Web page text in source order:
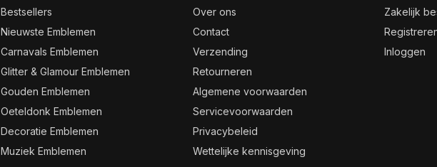
Bestsellers
Nieuwste Emblemen
Carnavals Emblemen
Glitter & Glamour Emblemen
Gouden Emblemen
Oeteldonk Emblemen
Decoratie Emblemen
Muziek Emblemen
Over ons
Contact
Verzending
Retourneren
Algemene voorwaarden
Servicevoorwaarden
Privacybeleid
Wettelijke kennisgeving
Zakelijk
Inloggen